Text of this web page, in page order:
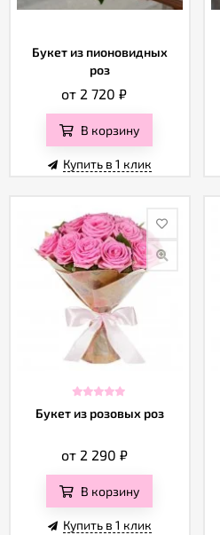
Букет из пионовидных
роз
от 2 720₽
В корзину
Купить в 1 клик
Букет из розовых роз
от 2 290 ₽
В корзину
Купить в 1 клик